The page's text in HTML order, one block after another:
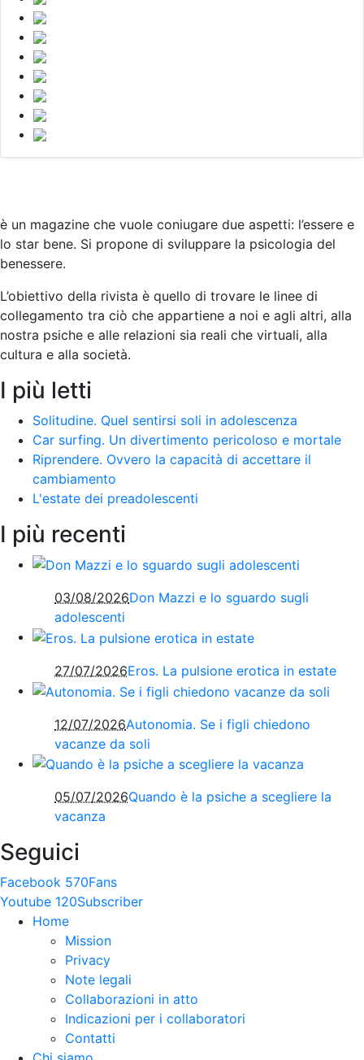
è un magazine che vuole coniugare due aspetti: l’essere e
lo star bene. Si propone di sviluppare la psicologia del
benessere.
L’obiettivo della rivista è quello di trovare le linee di
collegamento tra ciò che appartiene a noi e agli altri, alla
nostra psiche e alle relazioni sia reali che virtuali, alla
cultura e alla società.
I più letti
Solitudine. Quel sentirsi soli in adolescenza
Car surfing. Un divertimento pericoloso e mortale
Riprendere. Ovvero la capacità di accettare il
cambiamento
L'estate dei preadolescenti
I più recenti
03/08/2026Don Mazzi e lo sguardo sugli
adolescenti
27/07/2026Eros. La pulsione erotica in estate
12/07/2026Autonomia. Se i figli chiedono
vacanze da soli
05/07/2026Quando è la psiche a scegliere la
vacanza
Seguici
Facebook 570Fans
Youtube 120Subscriber
Home
Mission
Privacy
Note legali
Collaborazioni in atto
Indicazioni per i collaboratori
Contatti